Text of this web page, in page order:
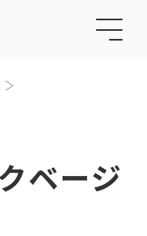
ベージ